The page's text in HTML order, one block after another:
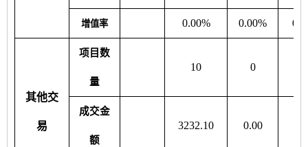
增值率 0.00% 0.00%
其他交
易
项目数
量
10 0
成交金
额
3232.10 0.00